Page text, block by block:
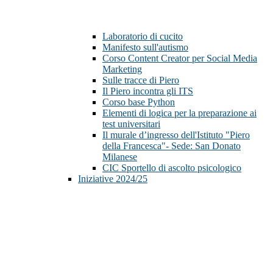
Laboratorio di cucito
Manifesto sull'autismo
Corso Content Creator per Social Media
Marketing
Sulle tracce di Piero
Il Piero incontra gli ITS
Corso base Python
Elementi di logica per la preparazione ai
test universitari
Il murale d’ingresso dell'Istituto "Piero
della Francesca"- Sede: San Donato
Milanese
CIC Sportello di ascolto psicologico
Iniziative 2024/25